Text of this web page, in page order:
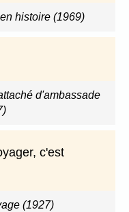
histoire (1969)
d'ambassade
c'est
(1927)